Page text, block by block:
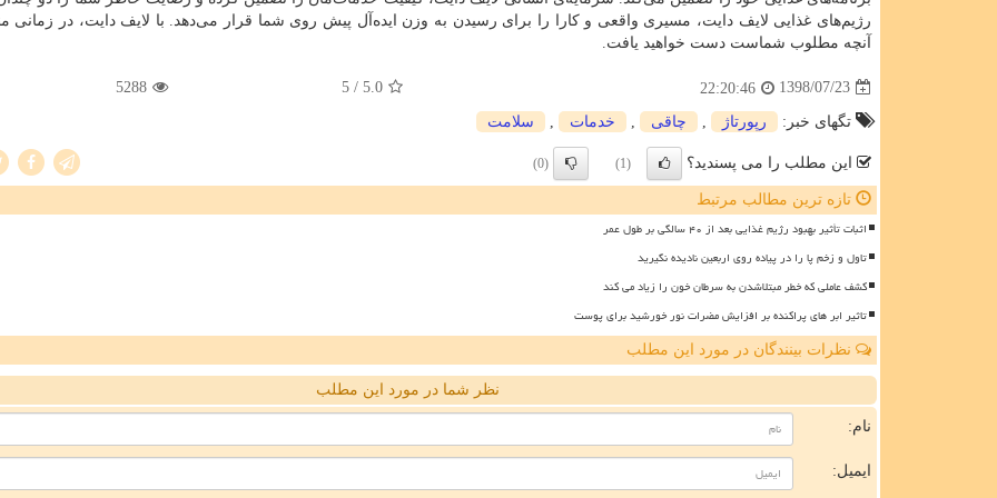
رژیم‌های غذایی لایف دایت، مسیری واقعی و کارا را برای رسیدن به وزن ایده‌آل پیش روی شما قرار می‌دهد. با لایف دایت، در زمانی
آنچه مطلوب شماست دست خواهید یافت.‌
1398/07/23
22:20:46
5.0
/ 5
5288
تگهای خبر: رپورتاژ چاقی خدمات سلامت
این مطلب را می پسندید؟ (1)
(0)
تازه ترین مطالب مرتبط
اثبات تأثیر بهبود رژیم غذایی بعد از ۴۰ سالگی بر طول عمر
تاول و زخم پا را در پیاده روی اربعین نادیده نگیرید
کشف عاملی که خطر مبتلاشدن به سرطان خون را زیاد می کند
تاثیر ابر های پراکنده بر افزایش مضرات نور خورشید برای پوست
نظرات بینندگان در مورد این مطلب
نظر شما در مورد این مطلب
نام:
ایمیل: